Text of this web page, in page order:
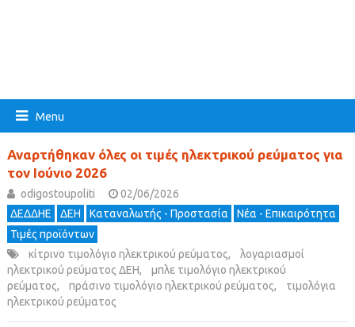
Menu
Αναρτήθηκαν όλες οι τιμές ηλεκτρικού ρεύματος για
τον Ιούνιο 2026
odigostoupoliti
02/06/2026
ΔΕΔΔΗΕ
ΔΕΗ Καταναλωτής - Προστασία
Νέα - Επικαιρότητα
Τιμές προϊόντων
κίτρινο τιμολόγιο ηλεκτρικού ρεύματος,
λογαριασμοί
ηλεκτρικού ρεύματος ΔΕΗ,
μπλε τιμολόγιο ηλεκτρικού
ρεύματος, πράσινο τιμολόγιο ηλεκτρικού ρεύματος,
τιμολόγια
ηλεκτρικού ρεύματος